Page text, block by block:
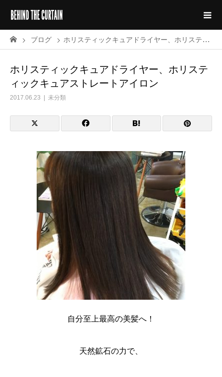
ブログ ホリスティックキュアドライヤー、ホリスティックキュアストレートアイロン
ホリスティックキュアドライヤー、ホリステ
ィックキュアストレートアイロン
2017.06.23 未分類
自分至上最高の美髪へ！
天然鉱石の力で、